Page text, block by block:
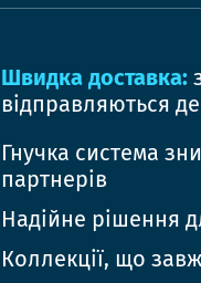
Швидка доставка:
відправляються
Гнучка система
партнерів
Надійне рішення
Коллекції, що